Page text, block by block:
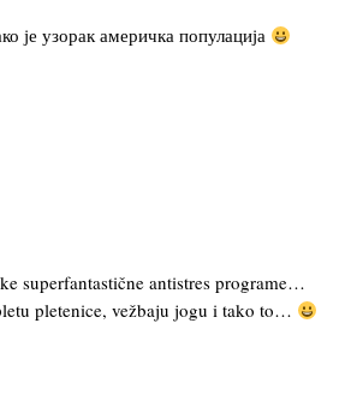
је узорак америчка популација
superfantastične antistres programe…
pletenice, vežbaju jogu i tako to…